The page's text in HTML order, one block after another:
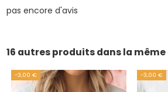
pas encore d'avis
16 autres produits dans la
-3,00 € -3,00 €